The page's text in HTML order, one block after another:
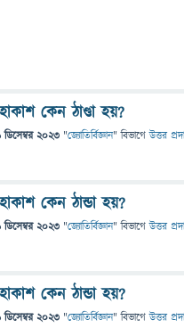
কেন ঠাণ্ডা হয়?
ডিসেম্বর 2023 "জ্যোতির্বিজ্ঞান" বিভাগে উত্তর
কেন ঠান্ডা হয়?
ডিসেম্বর 2023 "জ্যোতির্বিজ্ঞান" বিভাগে উত্তর
কেন ঠান্ডা হয়?
ডিসেম্বর 2023 "জ্যোতির্বিজ্ঞান" বিভাগে উত্তর